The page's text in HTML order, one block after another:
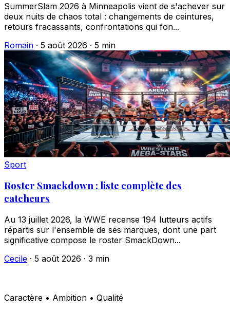
SummerSlam 2026 à Minneapolis vient de s'achever sur
deux nuits de chaos total : changements de ceintures,
retours fracassants, confrontations qui fon...
Romain · 5 août 2026 · 5 min
Sport
Roster Smackdown : liste complète des
catcheurs
Au 13 juillet 2026, la WWE recense 194 lutteurs actifs
répartis sur l'ensemble de ses marques, dont une part
significative compose le roster SmackDown...
Cecile · 5 août 2026 · 3 min
Caractère • Ambition • Qualité